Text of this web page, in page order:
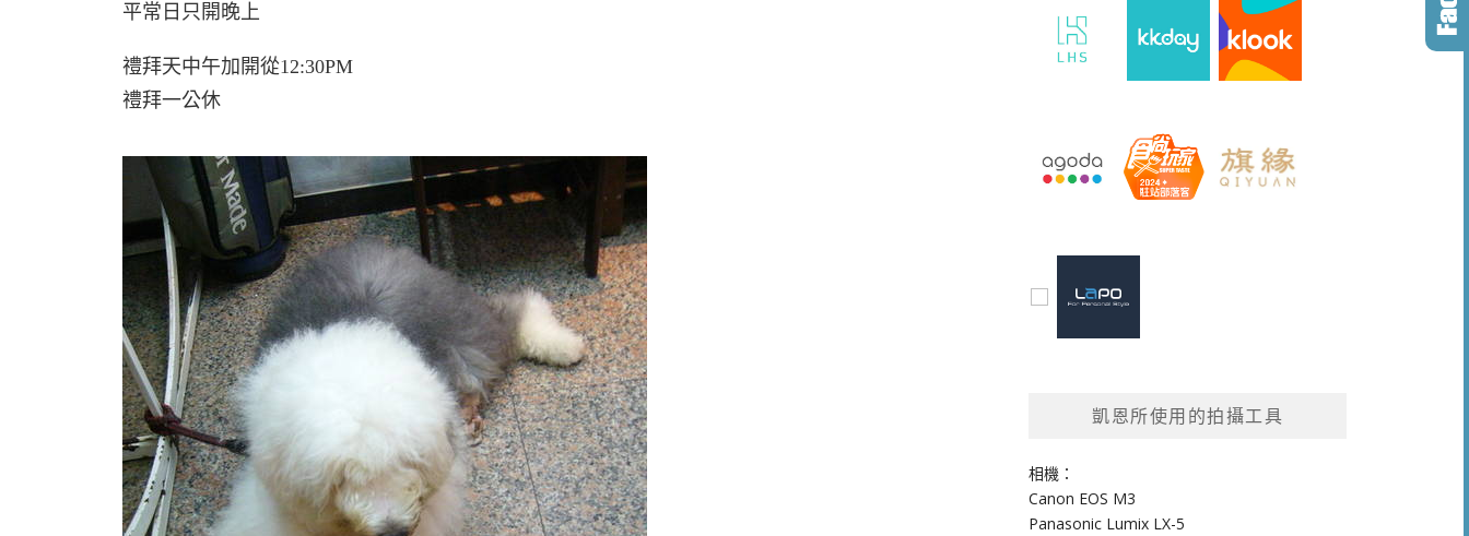
平常日只開晚上
禮拜天中午加開從12:30PM
禮拜一公休
凱恩所使用的拍攝工具
相機：
Canon EOS M3
Panasonic Lumix LX-5